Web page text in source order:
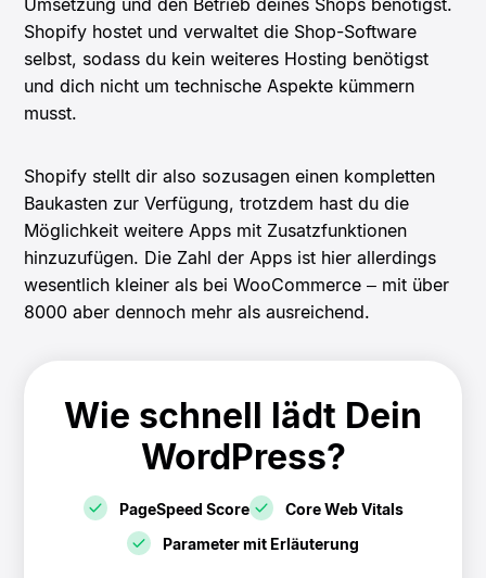
Umsetzung und den Betrieb deines Shops benötigst.
Shopify hostet und verwaltet die Shop-Software
selbst, sodass du kein weiteres Hosting benötigst
und dich nicht um technische Aspekte kümmern
musst.
Shopify stellt dir also sozusagen einen kompletten
Baukasten zur Verfügung, trotzdem hast du die
Möglichkeit weitere Apps mit Zusatzfunktionen
hinzuzufügen. Die Zahl der Apps ist hier allerdings
wesentlich kleiner als bei WooCommerce – mit über
8000 aber dennoch mehr als ausreichend.
Wie schnell lädt Dein
WordPress?
PageSpeed Score
Core Web Vitals
Parameter mit Erläuterung